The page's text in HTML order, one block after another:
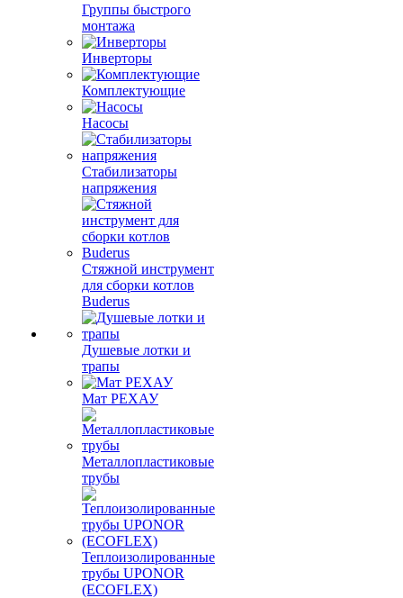
Группы быстрого
монтажа
Инверторы
Комплектующие
Насосы
Стабилизаторы
напряжения
Стяжной инструмент
для сборки котлов
Buderus
Душевые лотки и
трапы
Мат РЕХАУ
Металлопластиковые
трубы
Теплоизолированные
трубы UPONOR
(ECOFLEX)